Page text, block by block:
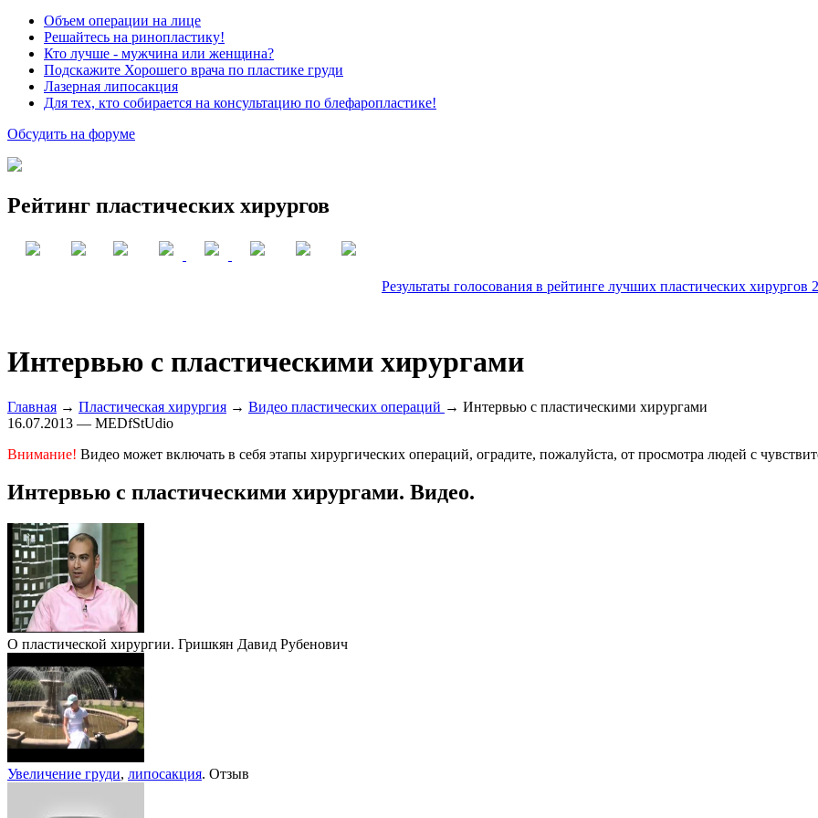
Объем операции на лице
Решайтесь на ринопластику!
Кто лучше - мужчина или женщина?
Подскажите Хорошего врача по пластике груди
Лазерная липосакция
Для тех, кто собирается на консультацию по блефаропластике!
Обсудить на форуме
Рейтинг пластических хирургов
Результаты голосования в рейтинге лучших пластических хирургов
Интервью с пластическими хирургами
Главная → Пластическая хирургия → Видео пластических операций → Интервью с пластическими хирургами
16.07.2013 — MEDfStUdio
Внимание! Видео может включать в себя этапы хирургических операций, оградите, пожалуйста, от просмотра людей с
Интервью с пластическими хирургами. Видео.
О пластической хирургии. Гришкян Давид Рубенович
Увеличение груди, липосакция. Отзыв